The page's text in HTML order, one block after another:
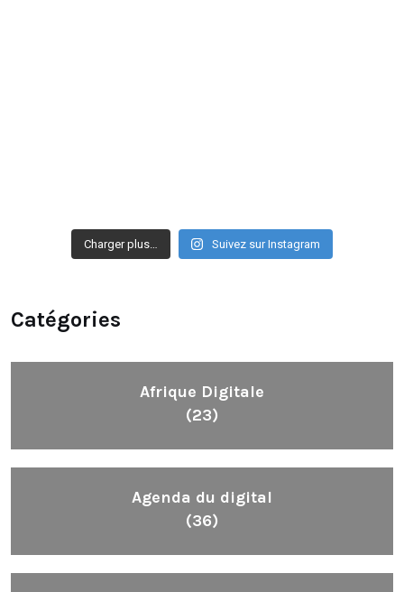
Charger plus… Suivez sur Instagram
Catégories
Afrique Digitale
(23)
Agenda du digital
(36)